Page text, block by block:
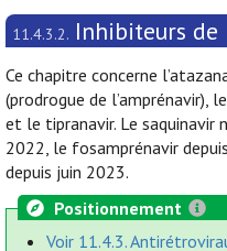
11.4.3.2. Inhibiteurs
Ce chapitre concerne
(prodrogue de l’amprénavir),
et le tipranavir. Le saquinavir
2022, le fosamprénavir
depuis juin 2023.
Positionnement
Voir 11.4.3.